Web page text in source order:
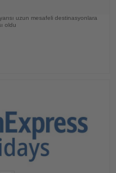
uzun mesafeli destinasyonlara
oldu